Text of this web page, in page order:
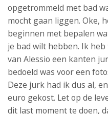
opgetrommeld met bad
mocht gaan liggen. Oke,
beginnen met bepalen
je bad wilt hebben. Ik
van Alessio een kanten
bedoeld was voor een
Deze jurk had ik dus al,
euro gekost. Let op de
dit last moment te doen,